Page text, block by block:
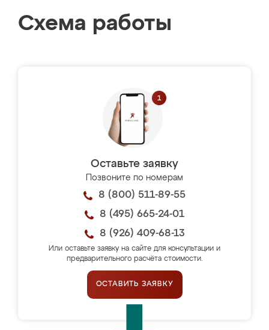
Схема работы
Оставьте заявку
Позвоните по номерам
8 (800) 511-89-55
8 (495) 665-24-01
8 (926) 409-68-13
Или оставьте заявку на сайте для консультации и
предварительного расчёта стоимости.
ОСТАВИТЬ ЗАЯВКУ